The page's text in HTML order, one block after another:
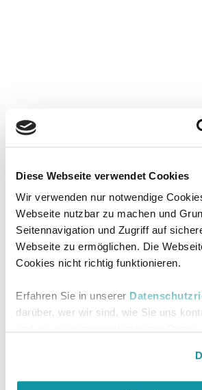
Diese Webseite verwendet Cookies
Wir verwenden nur notwendige
Webseite nutzbar zu machen und
Seitennavigation und Zugriff auf
Webseite zu ermöglichen. Die
Cookies nicht richtig funktionieren.
Erfahren Sie in unserer
darüber, wer wir sind, wie Sie uns